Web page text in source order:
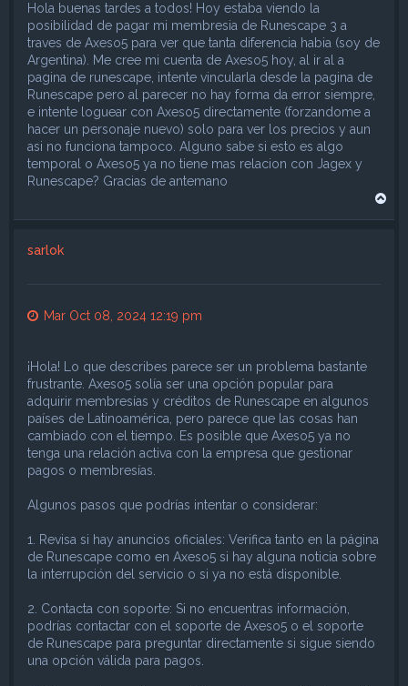
Hola buenas tardes a todos! Hoy estaba viendo la
posibilidad de pagar mi membresia de Runescape 3 a
traves de Axeso5 para ver que tanta diferencia habia (soy de
Argentina). Me cree mi cuenta de Axeso5 hoy, al ir al a
pagina de runescape, intente vincularla desde la pagina de
Runescape pero al parecer no hay forma da error siempre,
e intente loguear con Axeso5 directamente (forzandome a
hacer un personaje nuevo) solo para ver los precios y aun
asi no funciona tampoco. Alguno sabe si esto es algo
temporal o Axeso5 ya no tiene mas relacion con Jagex y
Runescape? Gracias de antemano
sarlok
Mar Oct 08, 2024 12:19 pm
¡Hola! Lo que describes parece ser un problema bastante
frustrante. Axeso5 solía ser una opción popular para
adquirir membresías y créditos de Runescape en algunos
países de Latinoamérica, pero parece que las cosas han
cambiado con el tiempo. Es posible que Axeso5 ya no
tenga una relación activa con la empresa que gestionar
pagos o membresías.
Algunos pasos que podrías intentar o considerar:
1. Revisa si hay anuncios oficiales: Verifica tanto en la página
de Runescape como en Axeso5 si hay alguna noticia sobre
la interrupción del servicio o si ya no está disponible.
2. Contacta con soporte: Si no encuentras información,
podrías contactar con el soporte de Axeso5 o el soporte
de Runescape para preguntar directamente si sigue siendo
una opción válida para pagos.